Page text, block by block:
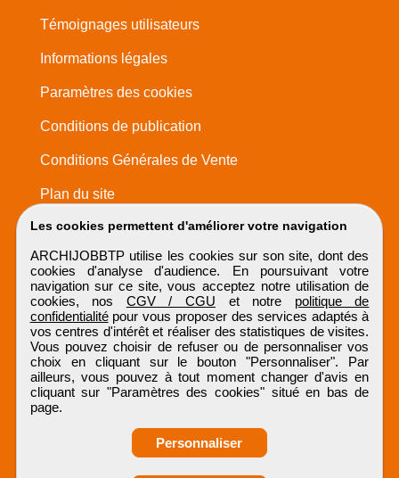
Les cookies permettent d'améliorer votre navigation
ARCHIJOBBTP utilise les cookies sur son site, dont des
cookies d'analyse d'audience. En poursuivant votre
navigation sur ce site, vous acceptez notre utilisation de
cookies, nos CGV / CGU et notre politique de
confidentialitépour vous proposer des services adaptés à
vos centres d'intérêt et réaliser des statistiques de visites.
Vous pouvez choisir de refuser ou de personnaliser vos
choix en cliquant sur le bouton "Personnaliser". Par
ailleurs, vous pouvez à tout moment changer d'avis en
cliquant sur "Paramètres des cookies" situé en bas de
page.
Personnaliser
Témoignages utilisateurs
Informations légales
Paramètres des cookies
Conditions de publication
Conditions Générales de Vente
Plan du site